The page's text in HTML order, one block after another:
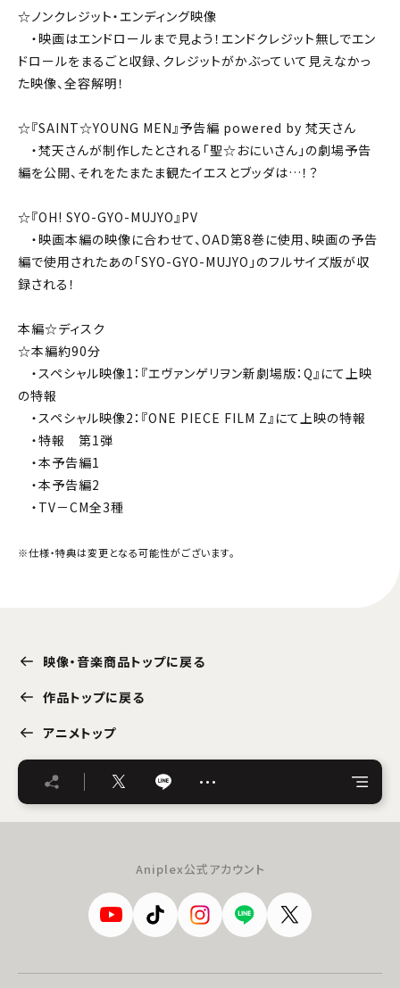
☆ノンクレジット・エンディング映像
・映画はエンドロールまで見よう！エンドクレジット無しでエン
ドロールをまるごと収録、クレジットがかぶっていて見えなかっ
た映像、全容解明！
☆『SAINT☆YOUNG MEN』予告編 powered by 梵天さん
・梵天さんが制作したとされる「聖☆おにいさん」の劇場予告
編を公開、それをたまたま観たイエスとブッダは…！？
☆『OH! SYO-GYO-MUJYO』PV
・映画本編の映像に合わせて、OAD第8巻に使用、映画の予告
編で使用されたあの「SYO-GYO-MUJYO」のフルサイズ版が収
録される！
本編☆ディスク
☆本編約90分
・スペシャル映像1：『エヴァンゲリヲン新劇場版：Q』にて上映
の特報
・スペシャル映像2：『ONE PIECE FILM Z』にて上映の特報
・特報 第1弾
・本予告編1
・本予告編2
・TV－CM全3種
※仕様・特典は変更となる可能性がございます。
映像・音楽商品トップに戻る
作品トップに戻る
アニメトップ
…
Aniplex公式アカウント